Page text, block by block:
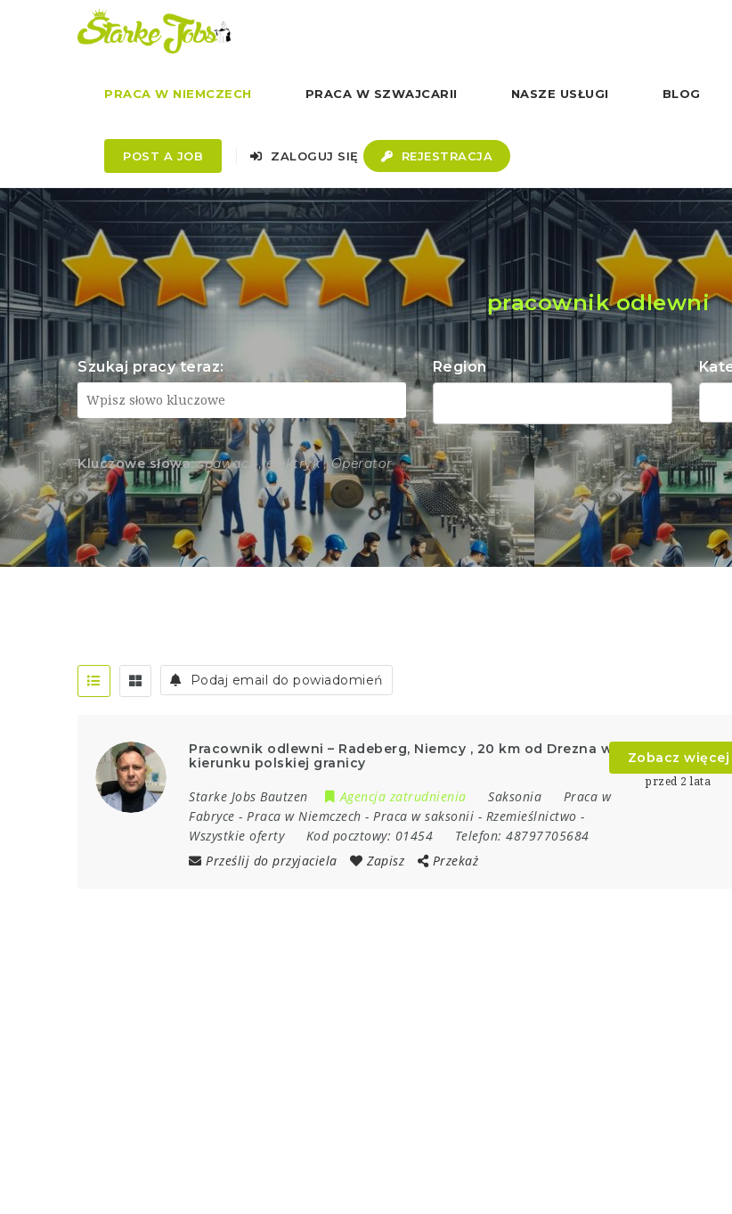
PRACA W NIEMCZECH PRACA W SZWAJCARII NASZE USŁUGI BLOG
POST A JOB ZALOGUJ SIĘ REJESTRACJA
pracownik odlewni
Szukaj pracy teraz: Region
Kluczowe słowa: spawacz , elektryk , Operator
Podaj email do powiadomień
Pracownik odlewni – Radeberg, Niemcy , 20 km od Drezna w
kierunku polskiej granicy
Starke Jobs Bautzen Agencja zatrudnienia Saksonia
Praca w
Fabryce - Praca w Niemczech - Praca w saksonii - Rzemieślnictwo -
Wszystkie oferty
Kod pocztowy: 01454 Telefon: 48797705684
Prześlij do przyjaciela
Zapisz Przekaż
Zobacz więcej
przed 2 lata